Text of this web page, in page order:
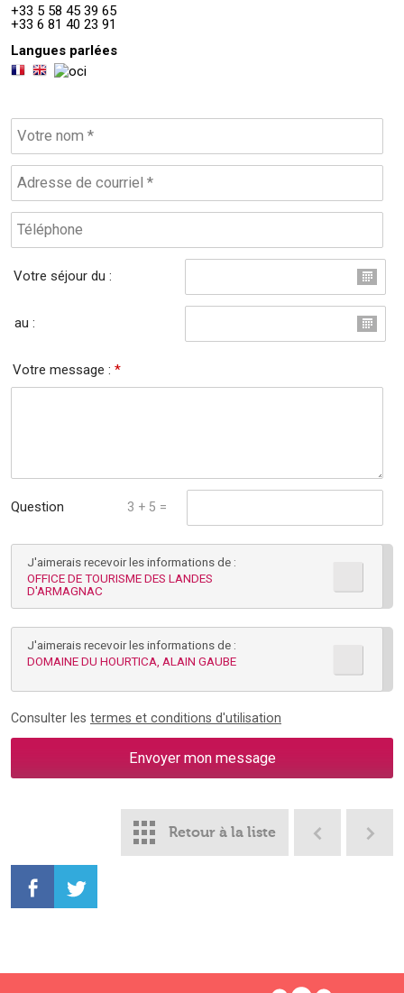
+33 5 58 45 39 65
+33 6 81 40 23 91
Langues parlées
Votre séjour du :
au :
Votre message :*
Question
mathématique :
3 + 5 =
J'aimerais recevoir les informations de :
OFFICE DE TOURISME DES LANDES
D'ARMAGNAC
J'aimerais recevoir les informations de :
DOMAINE DU HOURTICA, ALAIN GAUBE
Consulter les termes et conditions d'utilisation
Retour à la liste